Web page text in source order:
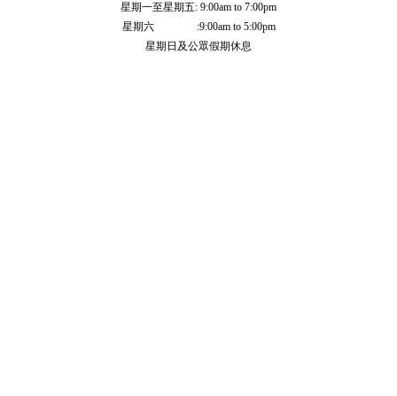
星期一至星期五: 9:00am to 7:00pm
星期六 :9:00am to 5:00pm
星期日及公眾假期休息